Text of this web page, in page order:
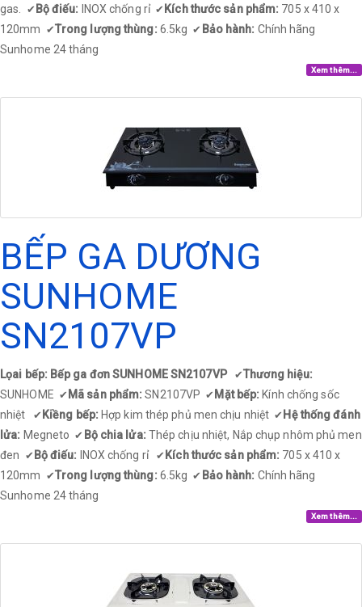
gas.
✔ Bộ điếu: INOX chống rỉ ✔ Kích thước sản phẩm: 705 x 410 x
120mm ✔Trong lượng thùng: 6.5kg ✔ Bảo hành: Chính hãng
Sunhome 24 tháng​
Xem thêm...
BẾP GA DƯƠNG
SUNHOME
SN2107VP
Lọai bếp: Bếp ga đơn SUNHOME SN2107VP ✔Thương hiệu:
SUNHOME ✔ Mã sản phẩm: SN2107VP ✔ Mặt bếp: Kính chống sốc
nhiệt
✔ Kiềng bếp: Hợp kim thép phủ men chịu nhiệt ✔ Hệ thống đánh
lửa: Megneto ✔ Bộ chia lửa: Thép chịu nhiệt, Nắp chụp nhôm phủ men
đen ✔ Bộ điếu: INOX chống rỉ ✔ Kích thước sản phẩm: 705 x 410 x
120mm ✔Trong lượng thùng: 6.5kg ✔ Bảo hành: Chính hãng
Sunhome 24 tháng
Xem thêm...